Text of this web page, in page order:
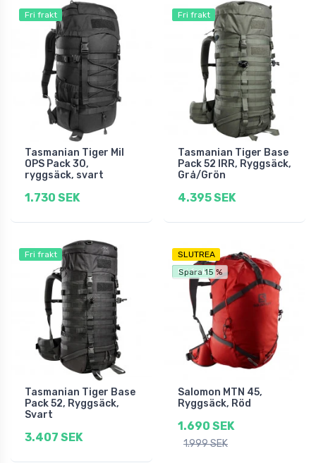
Fri frakt
Tasmanian Tiger Mil
OPS Pack 30,
ryggsäck, svart
1.730 SEK
Fri frakt
Tasmanian Tiger Base
Pack 52 IRR, Ryggsäck,
Grå/Grön
4.395 SEK
Fri frakt
Tasmanian Tiger Base
Pack 52, Ryggsäck,
Svart
3.407 SEK
SLUTREA
Fri frakt
Spara 15 %
Salomon MTN 45,
Ryggsäck, Röd
1.690 SEK
1.999 SEK